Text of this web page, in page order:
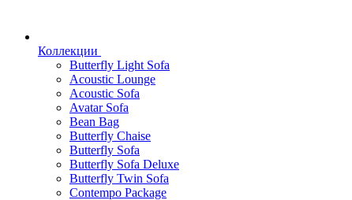
Коллекции
Butterfly Light Sofa
Acoustic Lounge
Acoustic Sofa
Avatar Sofa
Bean Bag
Butterfly Chaise
Butterfly Sofa
Butterfly Sofa Deluxe
Butterfly Twin Sofa
Contempo Package